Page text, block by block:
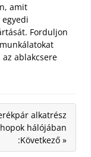
amit
Forduljon
ablakcsere
alkatrész
hálójában
:Következő »